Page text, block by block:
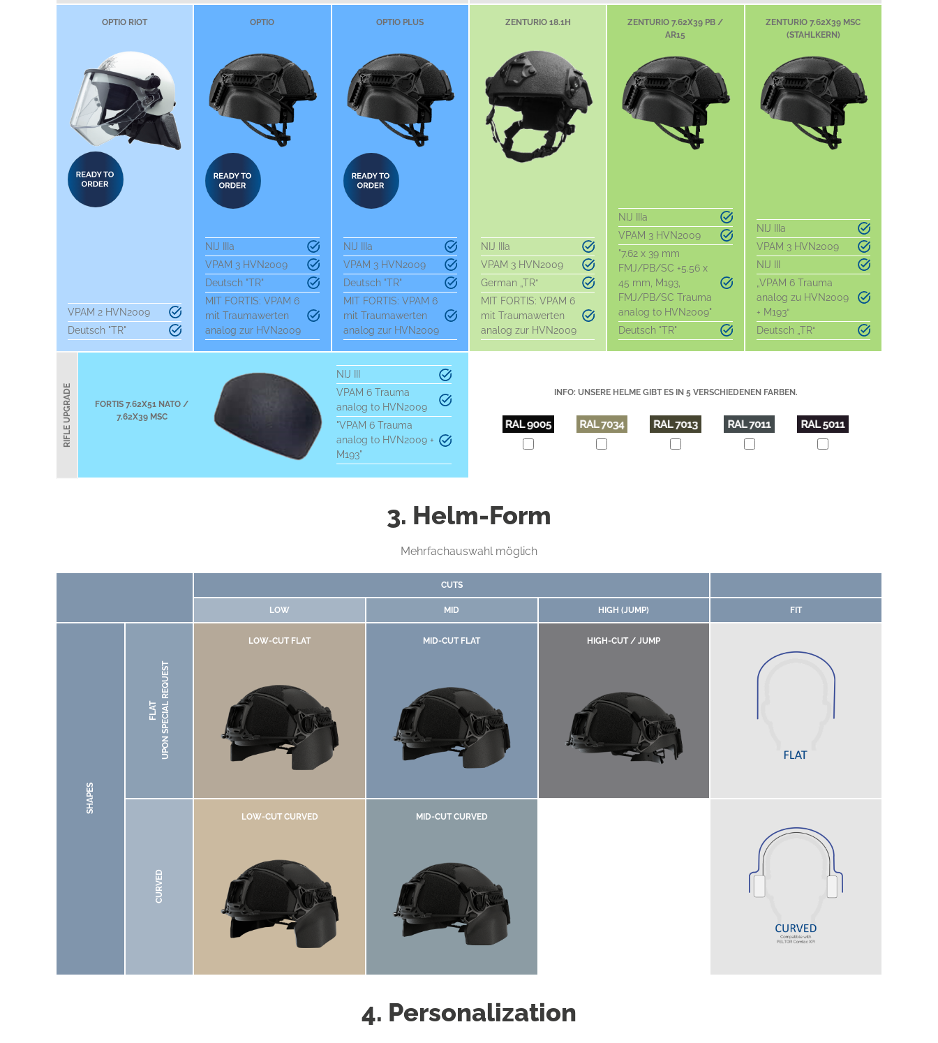
OPTIO RIOT
VPAM 2 HVN2009
Deutsch "TR"
OPTIO
NIJ IIIa
VPAM 3 HVN2009
Deutsch "TR"
MIT FORTIS: VPAM 6
mit Traumawerten
analog zur HVN2009
OPTIO PLUS
NIJ IIIa
VPAM 3 HVN2009
Deutsch "TR"
MIT FORTIS: VPAM 6
mit Traumawerten
analog zur HVN2009
ZENTURIO 18.1H
NIJ IIIa
VPAM 3 HVN2009
German „TR“
MIT FORTIS: VPAM 6
mit Traumawerten
analog zur HVN2009
ZENTURIO 7.62X39 PB /
AR15
NIJ IIIa
VPAM 3 HVN2009
"7.62 x 39 mm
FMJ/PB/SC +5.56 x
45 mm, M193,
FMJ/PB/SC Trauma
analog to HVN2009"
Deutsch "TR"
ZENTURIO 7.62X39 MSC
(STAHLKERN)
NIJ IIIa
VPAM 3 HVN2009
NIJ III
„VPAM 6 Trauma
analog zu HVN2009
+ M193“
Deutsch „TR“
RIFLE UPGRADE
FORTIS 7.62X51 NATO /
7.62X39 MSC
NIJ III
VPAM 6 Trauma
analog to HVN2009
"VPAM 6 Trauma
analog to HVN2009 +
M193"
INFO: UNSERE HELME GIBT ES IN 5 VERSCHIEDENEN FARBEN.
3. Helm-Form
Mehrfachauswahl möglich
CUTS
LOW MID HIGH (JUMP) FIT
SHAPES
FLAT UPON SPECIAL REQUEST
CURVED
LOW-CUT FLAT MID-CUT FLAT HIGH-CUT / JUMP
LOW-CUT CURVED MID-CUT CURVED
4. Personalization